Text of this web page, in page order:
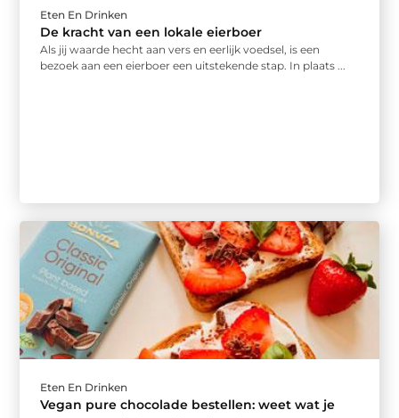
Eten En Drinken
De kracht van een lokale eierboer
Als jij waarde hecht aan vers en eerlijk voedsel, is een
bezoek aan een eierboer een uitstekende stap. In plaats ...
Eten En Drinken
Vegan pure chocolade bestellen: weet wat je